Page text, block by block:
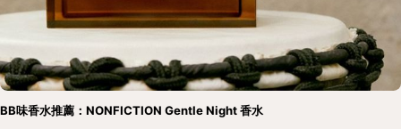
BB味香水推薦：NONFICTION Gentle Night 香水